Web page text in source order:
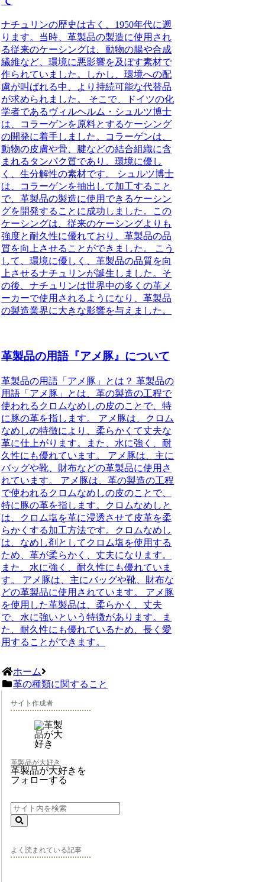
ナチュリンの歴史は古く、1950年代に遡
ります。当時、革製品の製造に使用され
る従来のケーシングは、動物の腸や合成
繊維など、環境に悪影響を及ぼす素材で
作られていました。しかし、環境への配
慮が叫ばれる中、より持続可能な代替品
が求められました。 そこで、ドイツの化
学者であるヴィルヘルム・シュルツ博士
は、コラーゲンを原料とするケーシング
の開発に着手しました。コラーゲンは、
動物の皮膚や骨、腱などの結合組織に含
まれるタンパク質であり、環境に優し
く、生分解性の素材です。 シュルツ博士
は、コラーゲンを抽出して加工すること
で、革製品の製造に使用できるケーシン
グを開発することに成功しました。この
ケーシングは、従来のケーシングよりも
強度と耐久性に優れており、革製品の品
質を向上させることができました。 こう
して、環境に優しく、革製品の品質を向
上させるナチュリンが誕生しました。そ
の後、ナチュリンは世界中の多くの革メ
ーカーで使用されるようになり、革製品
の製造業界に大きな影響を与えました。
革製品の用語『アメ豚』について
革製品の用語「アメ豚」とは？ 革製品の
用語「アメ豚」とは、革の製造の工程で
使われるクロムなめしの皮のことで、特
に豚の革を指します。 アメ豚は、クロム
なめしの特徴により、柔らかくて丈夫な
革に仕上がります。また、水に強く、耐
久性にも優れています。 アメ豚は、主に
バッグや靴、財布などの革製品に使用さ
れています。 アメ豚は、革の製造の工程
で使われるクロムなめしの皮のことで、
特に豚の革を指します。クロムなめしと
は、クロム塩を革に浸透させて皮革を柔
らかくする加工方法です。クロムなめし
は、なめし剤としてクロム塩を使用する
ため、革が柔らかく、丈夫になります。
また、水に強く、耐久性にも優れていま
す。 アメ豚は、主にバッグや靴、財布な
どの革製品に使用されています。 アメ豚
を使用した革製品は、柔らかく、丈夫
で、水に強いという特徴があります。ま
た、耐久性にも優れているため、長く愛
用することができます。
ホーム
革の種類に関すること
サイト作成者
革製品が大好き
革製品が大好きを
フォローする
よく読まれている記事